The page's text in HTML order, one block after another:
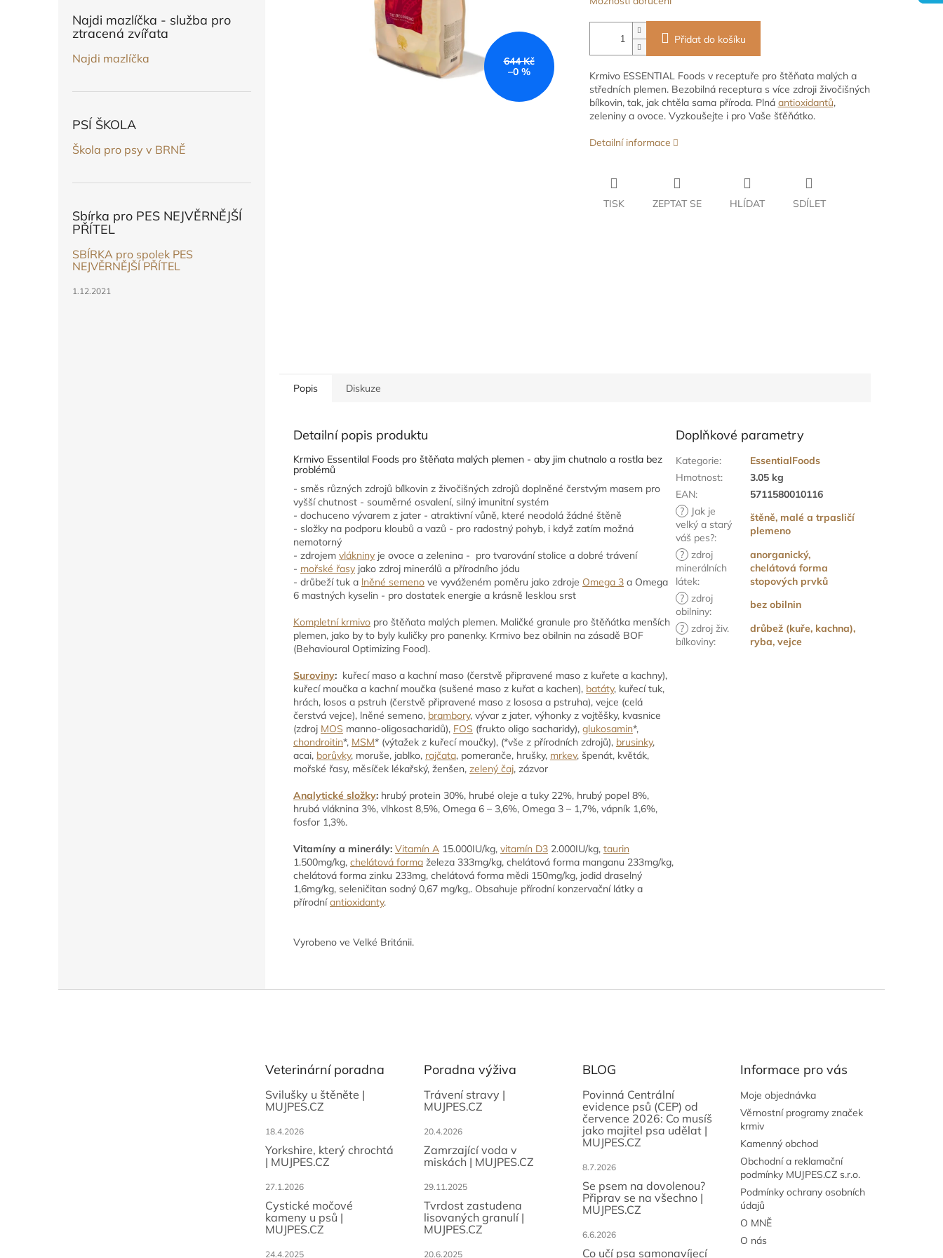
Najdi mazlíčka - služba pro
ztracená zvířata
Najdi mazlíčka
PSÍ ŠKOLA
Škola pro psy v BRNĚ
Sbírka pro PES NEJVĚRNĚJŠÍ
PŘÍTEL
SBÍRKA pro spolek PES
NEJVĚRNĚJŠÍ PŘÍTEL
1.12.2021
644 Kč
–0 %
Přidat do košíku
Krmivo ESSENTIAL Foods v receptuře pro štěňata malých a
středních plemen. Bezobilná receptura s více zdroji živočišných
bílkovin, tak, jak chtěla sama příroda. Plná antioxidantů,
zeleniny a ovoce. Vyzkoušejte i pro Vaše šťěňátko.
Detailní informace
TISK ZEPTAT SE HLÍDAT SDÍLET
Popis Diskuze
Detailní popis produktu
Krmivo Essentilal Foods pro štěňata malých plemen - aby jim chutnalo a rostla bez
problémů
- směs různých zdrojů bílkovin z živočišných zdrojů doplněné čerstvým masem pro
vyšší chutnost - souměrné osvalení, silný imunitní systém
- dochuceno vývarem z jater - atraktivní vůně, které neodolá žádné štěně
- složky na podporu kloubů a vazů - pro radostný pohyb, i když zatím možná
nemotorný
- zdrojem vlákniny je ovoce a zelenina - pro tvarování stolice a dobré trávení
- mořské řasy jako zdroj minerálů a přírodního jódu
- drůbeží tuk a lněné semeno ve vyváženém poměru jako zdroje Omega 3 a Omega
6 mastných kyselin - pro dostatek energie a krásně lesklou srst
Kompletní krmivo pro štěňata malých plemen. Maličké granule pro štěňátka menších
plemen, jako by to byly kuličky pro panenky. Krmivo bez obilnin na zásadě BOF
(Behavioural Optimizing Food).
Suroviny: kuřecí maso a kachní maso (čerstvě připravené maso z kuřete a kachny),
kuřecí moučka a kachní moučka (sušené maso z kuřat a kachen), batáty, kuřecí tuk,
hrách, losos a pstruh (čerstvě připravené maso z lososa a pstruha), vejce (celá
čerstvá vejce), lněné semeno, brambory, vývar z jater, výhonky z vojtěšky, kvasnice
(zdroj MOS manno-oligosacharidů), FOS (frukto oligo sacharidy), glukosamin*,
chondroitin*, MSM* (výtažek z kuřecí moučky), (*vše z přírodních zdrojů), brusinky,
acai, borůvky, moruše, jablko, rajčata, pomeranče, hrušky, mrkev, špenát, květák,
mořské řasy, měsíček lékařský, ženšen, zelený čaj, zázvor
Analytické složky: hrubý protein 30%, hrubé oleje a tuky 22%, hrubý popel 8%,
hrubá vláknina 3%, vlhkost 8,5%, Omega 6 – 3,6%, Omega 3 – 1,7%, vápník 1,6%,
fosfor 1,3%.
Vitamíny a minerály: Vitamín A 15.000IU/kg, vitamín D3 2.000IU/kg, taurin
1.500mg/kg, chelátová forma železa 333mg/kg, chelátová forma manganu 233mg/kg,
chelátová forma zinku 233mg, chelátová forma mědi 150mg/kg, jodid draselný
1,6mg/kg, seleničitan sodný 0,67 mg/kg,. Obsahuje přírodní konzervační látky a
přírodníantioxidanty.
Vyrobeno ve Velké Británii.
Doplňkové parametry
Kategorie:
EssentialFoods
Hmotnost:
3.05 kg
EAN:
5711580010116
?
Jak je
velký a starý
váš pes?:
štěně, malé a trpasličí
plemeno
? zdroj
minerálních
látek:
anorganický,
chelátová forma
stopových prvků
? zdroj
obilniny:
bez obilnin
? zdroj živ.
bílkoviny:
drůbež (kuře, kachna),
ryba, vejce
Veterinární poradna
Svilušky u štěněte |
MUJPES.CZ
18.4.2026
Yorkshire, který chrochtá
| MUJPES.CZ
27.1.2026
Cystické močové
kameny u psů |
MUJPES.CZ
24.4.2025
Poradna výživa
Trávení stravy |
MUJPES.CZ
20.4.2026
Zamrzající voda v
miskách | MUJPES.CZ
29.11.2025
Tvrdost zastudena
lisovaných granulí |
MUJPES.CZ
20.6.2025
BLOG
Povinná Centrální
evidence psů (CEP) od
července 2026: Co musíš
jako majitel psa udělat |
MUJPES.CZ
8.7.2026
Se psem na dovolenou?
Připrav se na všechno |
MUJPES.CZ
6.6.2026
Co učí psa samonavíjecí
Informace pro vás
Moje objednávka
Věrnostní programy značek
krmiv
Kamenný obchod
Obchodní a reklamační
podmínky MUJPES.CZ s.r.o.
Podmínky ochrany osobních
údajů
O MNĚ
O nás